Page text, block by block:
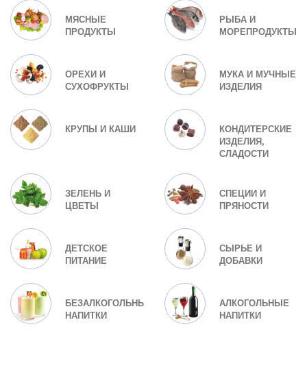
МЯСНЫЕ
ПРОДУКТЫ
РЫБА И
МОРЕПРОДУКТЫ
ОРЕХИ И
СУХОФРУКТЫ
МУКА И МУЧНЫЕ
ИЗДЕЛИЯ
КРУПЫ И КАШИ
КОНДИТЕРСКИЕ
ИЗДЕЛИЯ,
СЛАДОСТИ
ЗЕЛЕНЬ И
ЦВЕТЫ
СПЕЦИИ И
ПРЯНОСТИ
ДЕТСКОЕ
ПИТАНИЕ
СЫРЬЕ И
ДОБАВКИ
БЕЗАЛКОГОЛЬНЫЕ
НАПИТКИ
АЛКОГОЛЬНЫЕ
НАПИТКИ